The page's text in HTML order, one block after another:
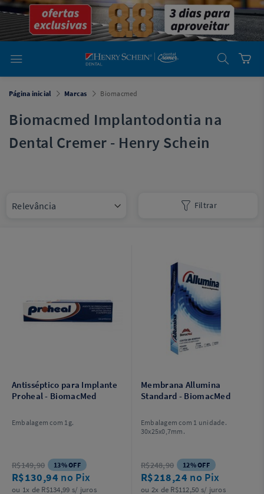
emDental
Cremer -
Henry Schein
Laboratório
Laboratório
emDental
Henry Schein
Cremer
Página inicial Marcas Biomacmed
Biomacmed Implantodontia na
Dental Cremer - Henry Schein
Antisséptico para Implante
Proheal - BiomacMed
Embalagem com 1g.
R$149,90 13% OFF
R$130,94 no Pix
ou 1x de R$134,99 s/ juros
Membrana Allumina
Standard - BiomacMed
Embalagem com 1 unidade.
30x25x0,7mm.
R$248,90 12% OFF
R$218,24 no Pix
ou 2x de R$112,50 s/ juros
Filtrar